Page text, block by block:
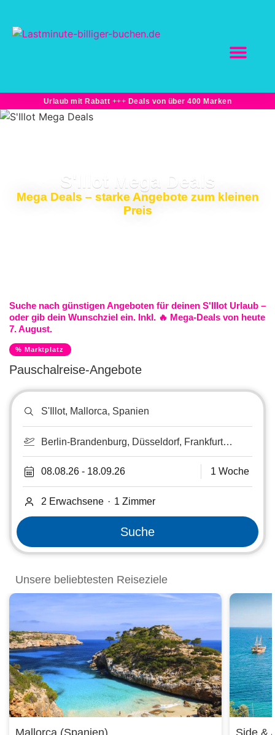
Urlaub mit Rabatt +++ Deals von über 400 Marken
S'Illot Mega Deals
Mega Deals – starke Angebote zum kleinen
Preis
Suche nach günstigen Angeboten für deinen S'Illot Urlaub –
oder gib dein Wunschziel ein. Inkl. 🔥 Mega-Deals von heute
7. August.
% Marktplatz